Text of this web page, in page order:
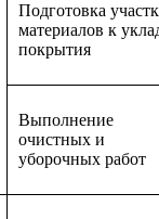
Подготовка
материалов к
покрытия
Выполнение
очистных и
уборочных работ